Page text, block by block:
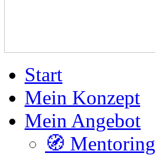
Start
Mein Konzept
Mein Angebot
🧭 Mentoring